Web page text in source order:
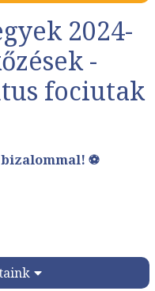
2024-
-
fociutak
⚽